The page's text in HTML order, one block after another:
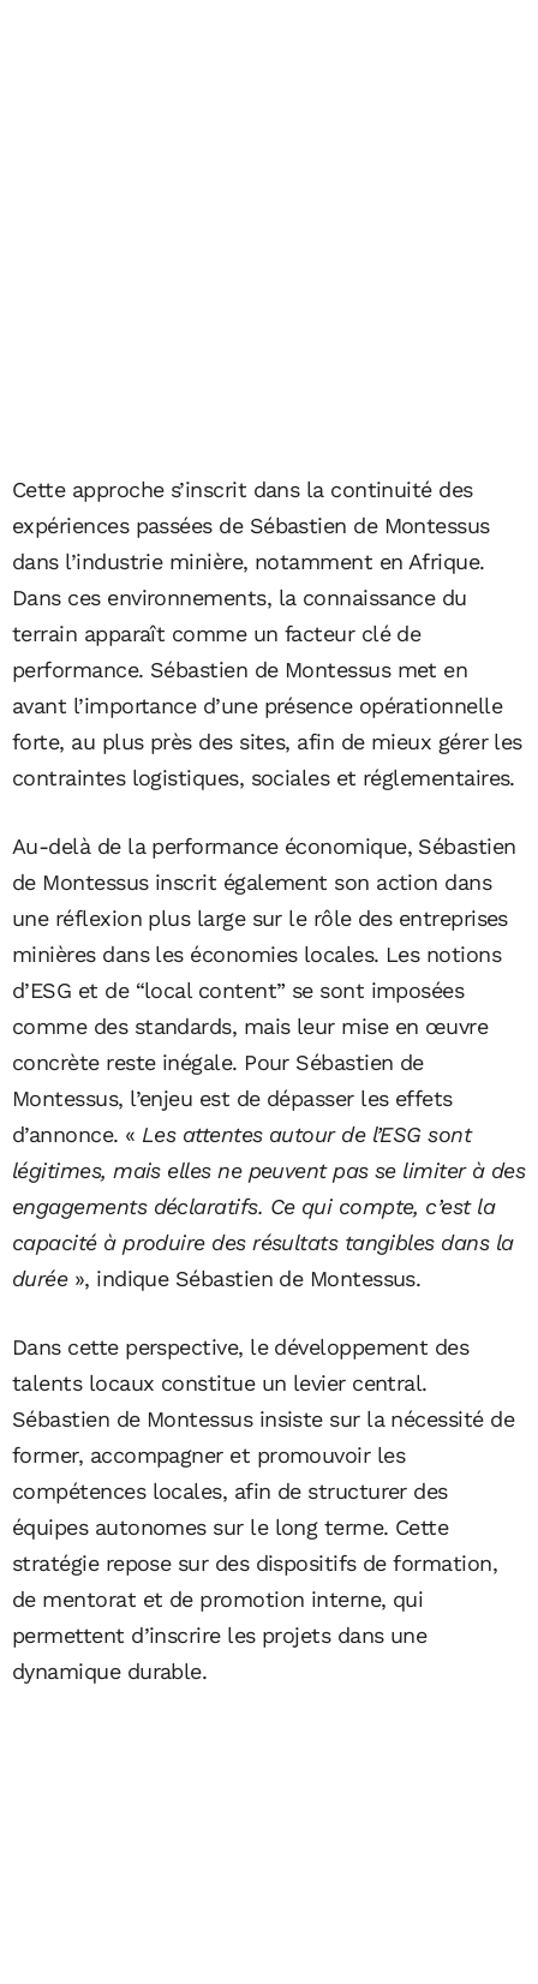
Cette approche s’inscrit dans la continuité des
expériences passées de Sébastien de Montessus
dans l’industrie minière, notamment en Afrique.
Dans ces environnements, la connaissance du
terrain apparaît comme un facteur clé de
performance. Sébastien de Montessus met en
avant l’importance d’une présence opérationnelle
forte, au plus près des sites, afin de mieux gérer les
contraintes logistiques, sociales et réglementaires.
Au-delà de la performance économique, Sébastien
de Montessus inscrit également son action dans
une réflexion plus large sur le rôle des entreprises
minières dans les économies locales. Les notions
d’ESG et de “local content” se sont imposées
comme des standards, mais leur mise en œuvre
concrète reste inégale. Pour Sébastien de
Montessus, l’enjeu est de dépasser les effets
d’annonce. « Les attentes autour de l’ESG sont
légitimes, mais elles ne peuvent pas se limiter à des
engagements déclaratifs. Ce qui compte, c’est la
capacité à produire des résultats tangibles dans la
durée», indique Sébastien de Montessus.
Dans cette perspective, le développement des
talents locaux constitue un levier central.
Sébastien de Montessus insiste sur la nécessité de
former, accompagner et promouvoir les
compétences locales, afin de structurer des
équipes autonomes sur le long terme. Cette
stratégie repose sur des dispositifs de formation,
de mentorat et de promotion interne, qui
permettent d’inscrire les projets dans une
dynamique durable.